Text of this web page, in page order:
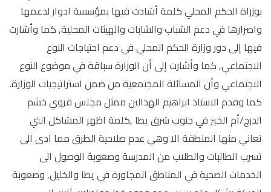
بوزراة الحكم المحلي كلمة أشادت فيها بمؤسسة ادوار لدعمها
واصرارها في دعم الشباب والشابات والهيئات المحلية, كما وأشارت
فيها إلى دور وزارة الحكم المحلي في دعم احتياجات النوع
الاجتماعي, كما وأشارت إلى أن الوزارة سباقة في موضوع النوع
الاجتماعي وأن المسائلة المجتمعية من ضمن استراتيجيات الوزارة.
كما وقدم الاستاذ ابراهيم الهذالين ممثل مجلس قروي خشم
الدرج/أم الخير في جنوب شرق يطا ,كلمة اظهر المشاكل التي
تعاني منها المنطقة الا وهي عدم صلاحية الطرق مما ادى الى
تسرب الطالبات والطلاب من المدرسة وصعوبة الوصول الى
الخدمات الصحية في المناطق المجاورة في يطا والخليل, وصعوبة